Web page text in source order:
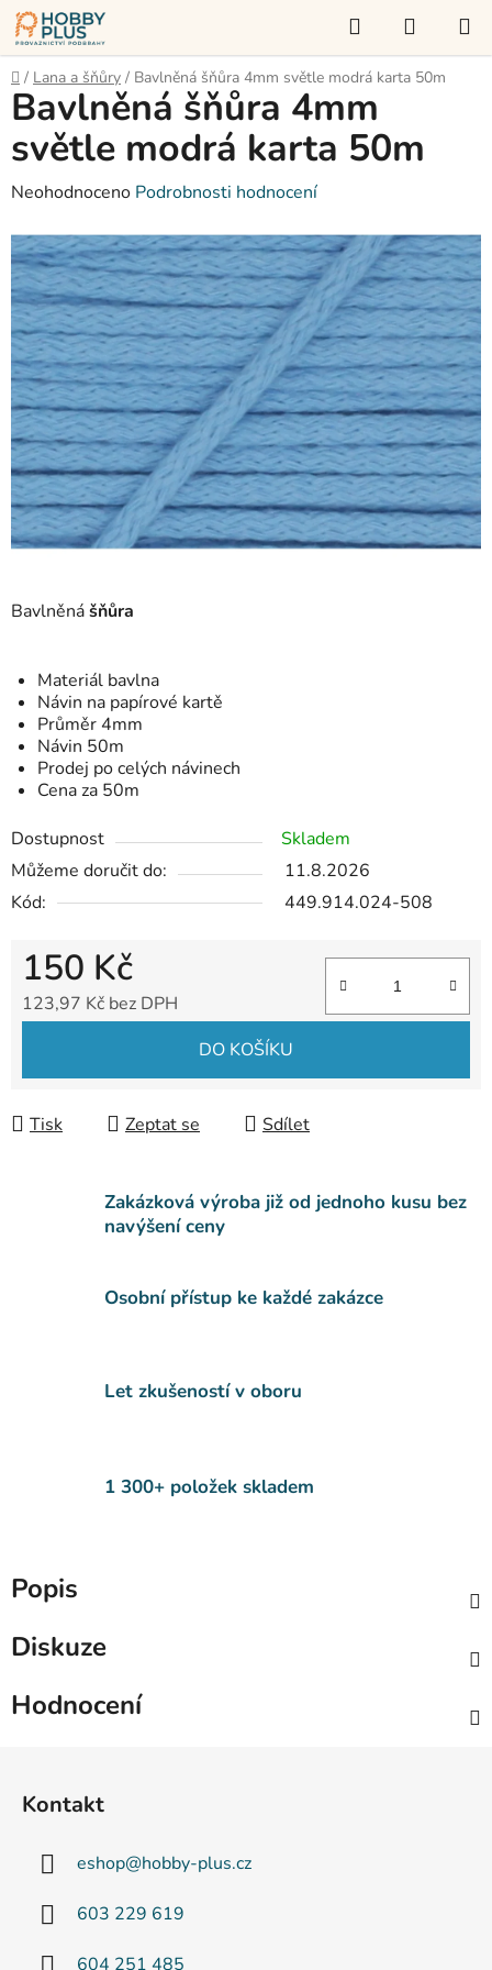
Přejít
na
obsah
Hledat
KOŠÍK
Domů
/ Lana a šňůry / Bavlněná šňůra 4mm světle modrá karta 50m
Bavlněnášňůra
Materiál bavlna
Návin na papírové kartě
Průměr 4mm
Návin 50m
Prodej po celých návinech
Cena za 50m
Dostupnost
Skladem
Můžeme doručit do:
11.8.2026
Kód:
449.914.024-508
150 Kč
123,97 Kč bez DPH
DO KOŠÍKU
Tisk Zeptat se Sdílet
Bavlněná šňůra 4mm
světle modrá karta 50m
Průměrné
produktu
je
0,0
z
5
hvězdiček.
Neohodnoceno Podrobnosti hodnocení
Zakázková výroba již od jednoho kusu bez
navýšení ceny
Osobní přístup ke každé zakázce
Let zkušeností v oboru
1 300+ položek skladem
Popis
Diskuze
Hodnocení
Kontakt
eshop@hobby-plus.cz
603 229 619
604 251 485